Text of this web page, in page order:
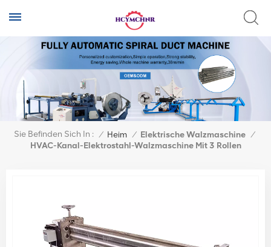
Sie Befinden Sich In : / Heim / Elektrische Walzmaschine /
HVAC-Kanal-Elektrostahl-Walzmaschine Mit 3 Rollen